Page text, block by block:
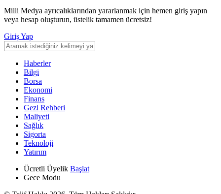
Milli Medya ayrıcalıklarından yararlanmak için hemen giriş yapın
veya hesap oluşturun, üstelik tamamen ücretsiz!
Giriş Yap
Haberler
Bilgi
Borsa
Ekonomi
Finans
Gezi Rehberi
Maliyeti
Sağlık
Sigorta
Teknoloji
Yatırım
Ücretli Üyelik Başlat
Gece Modu